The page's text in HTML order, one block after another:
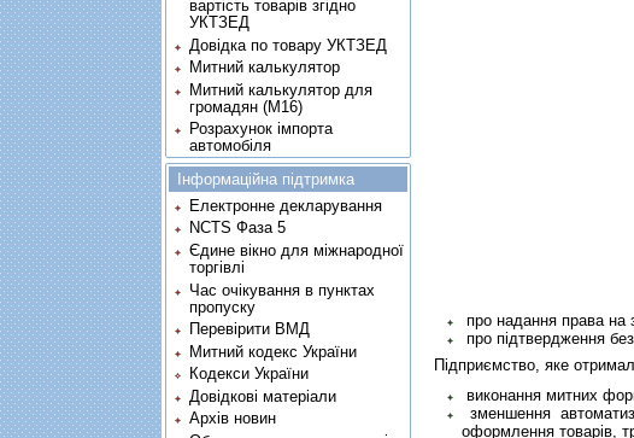
про надання права
про підтвердження
Підприємство, яке
виконання митних
зменшення
оформлення товарів,
вартість товарів згідно
УКТЗЕД
Довідка по товару УКТЗЕД
Митний калькулятор
Митний калькулятор для
громадян (М16)
Розрахунок імпорта
автомобіля
Інформаційна підтримка
Електронне декларування
NCTS Фаза 5
Єдине вікно для міжнародної
торгівлі
Час очікування в пунктах
пропуску
Перевірити ВМД
Митний кодекс України
Кодекси України
Довідкові матеріали
Архів новин